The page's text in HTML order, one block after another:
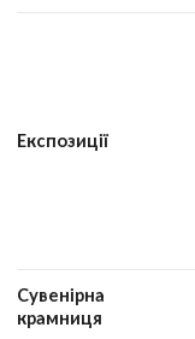
Експозиції
Сувенірна
крамниця